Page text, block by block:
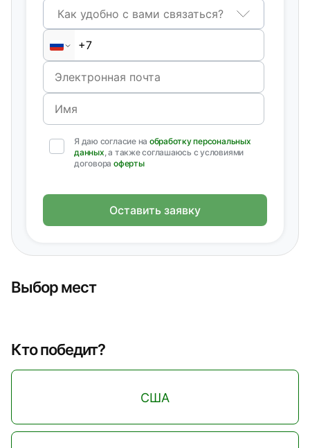
Выбор мест
Как удобно с вами связаться?
Я даю согласие на обработку персональных
данных, а также соглашаюсь с условиями
договора оферты
Оставить заявку
Кто победит?
США